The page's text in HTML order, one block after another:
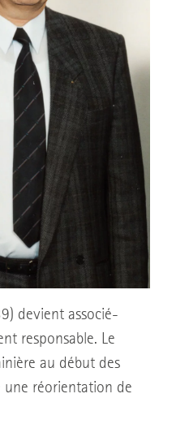
devient associé-
responsable. Le
au début des
une réorientation de